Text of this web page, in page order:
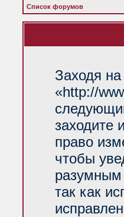
Список форумов
Заходя
«http://
заходите
право
чтобы
разумным
так как